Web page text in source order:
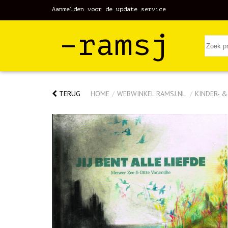
Aanmelden voor de update service
–ramsj
TERUG HOME / WEBWINKEL RAMSJ.NL / KINDER-